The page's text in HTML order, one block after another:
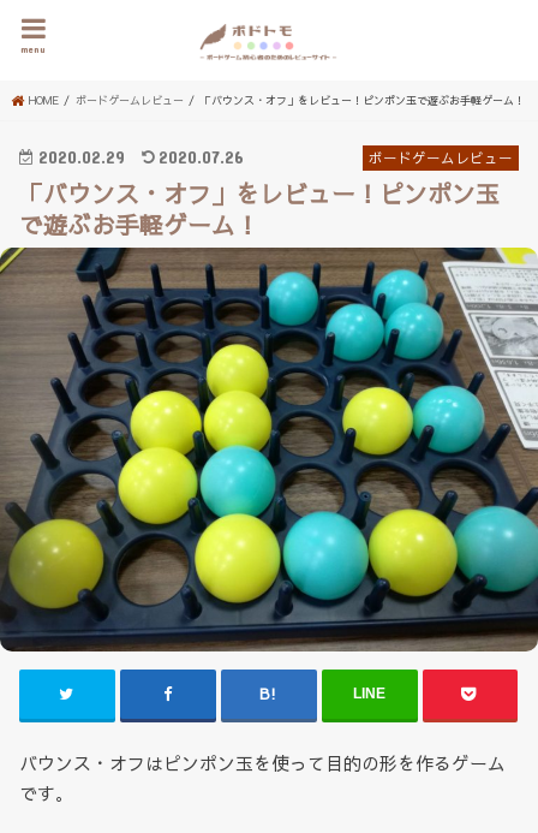
menu
HOME ボードゲームレビュー 「バウンス・オフ」をレビュー！ピンポン玉で遊ぶお手軽ゲーム！
ボードゲームレビュー
2020.02.29 2020.07.26
「バウンス・オフ」をレビュー！ピンポン玉
で遊ぶお手軽ゲーム！
LINE
バウンス・オフはピンポン玉を使って目的の形を作るゲーム
です。